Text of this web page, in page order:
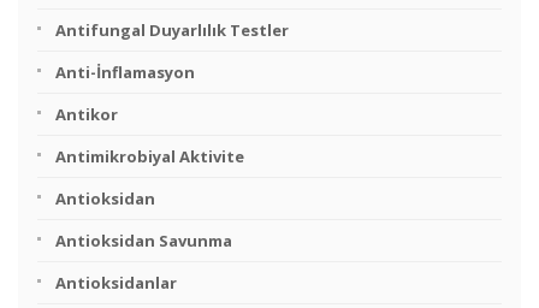
Antifungal Duyarlılık Testler
Anti-İnflamasyon
Antikor
Antimikrobiyal Aktivite
Antioksidan
Antioksidan Savunma
Antioksidanlar